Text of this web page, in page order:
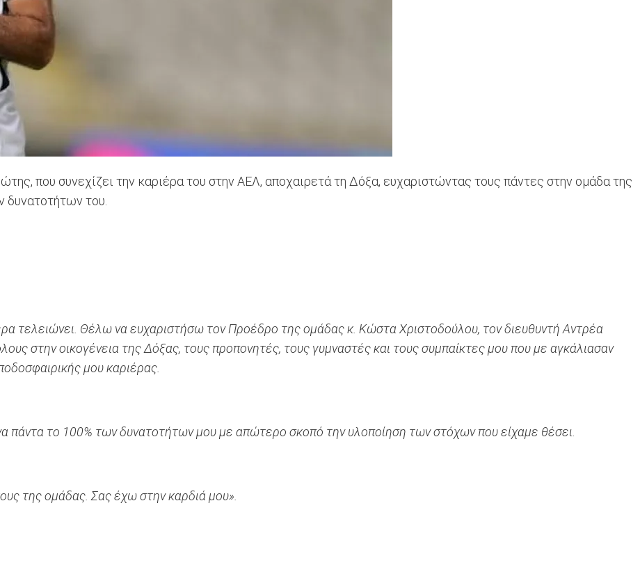
που συνεχίζει την καριέρα του στην ΑΕΛ, αποχαιρετά τη Δόξα, ευχαριστώντας τους πάντες στην ομάδα της
δυνατοτήτων του.
τελειώνει. Θέλω να ευχαριστήσω τον Προέδρο της ομάδας κ. Κώστα Χριστοδούλου, τον διευθυντή Αντρέα
στην οικογένεια της Δόξας, τους προπονητές, τους γυμναστές και τους συμπαίκτες μου που με αγκάλιασαν
μου καριέρας.
πάντα το 100% των δυνατοτήτων μου με απώτερο σκοπό την υλοποίηση των στόχων που είχαμε θέσει.
της ομάδας. Σας έχω στην καρδιά μου».